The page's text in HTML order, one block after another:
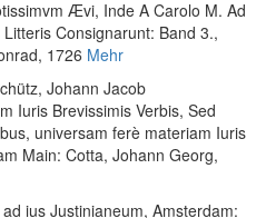
Ævi, Inde A Carolo M. Ad
Consignarunt: Band 3.,
1726 Mehr
Johann Jacob
Iuris Brevissimis Verbis, Sed
universam ferè materiam Iuris
Main: Cotta, Johann Georg,
ius Justinianeum, Amsterdam: